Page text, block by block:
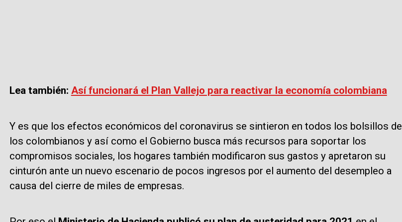
Lea también: Así funcionará el Plan Vallejo para reactivar la economía colombiana
Y es que los efectos económicos del coronavirus se sintieron en todos los bolsillos de
los colombianos y así como el Gobierno busca más recursos para soportar los
compromisos sociales, los hogares también modificaron sus gastos y apretaron su
cinturón ante un nuevo escenario de pocos ingresos por el aumento del desempleo a
causa del cierre de miles de empresas.